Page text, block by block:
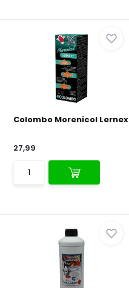
Colombo Morenicol Lernex
27,99